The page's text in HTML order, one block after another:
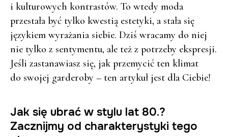
i kulturowych kontrastów. To wtedy moda
przestała być tylko kwestią estetyki, a stała się
językiem wyrażania siebie. Dziś wracamy do niej
nie tylko z sentymentu, ale też z potrzeby ekspresji.
Jeśli zastanawiasz się, jak przemycić ten klimat
do swojej garderoby – ten artykuł jest dla Ciebie!
Jak się ubrać w stylu lat 80.?
Zacznijmy od charakterystyki tego